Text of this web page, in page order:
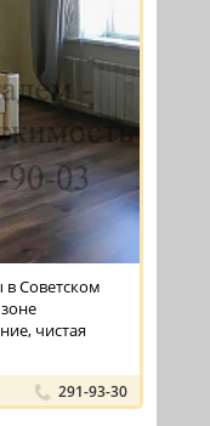
Советском
чистая
291-93-30